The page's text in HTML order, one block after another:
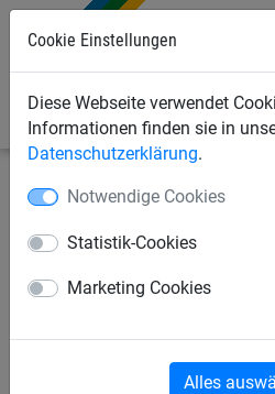
Cookie Einstellungen
Diese Webseite verwendet
Informationen finden sie in
Datenschutzerklärung.
Notwendige Cookies
Statistik-Cookies
Marketing Cookies
Alles
Seilspielgeräte Vario-System
Vario Element
Pfosten